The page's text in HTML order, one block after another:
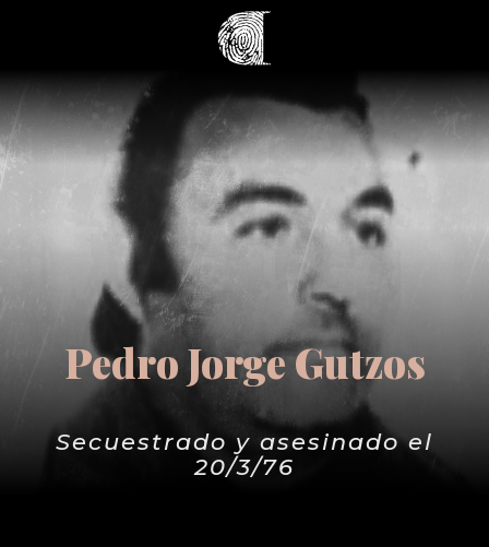
Pedro Jorge Gutzos
Secuestrado y asesinado el
20/3/76